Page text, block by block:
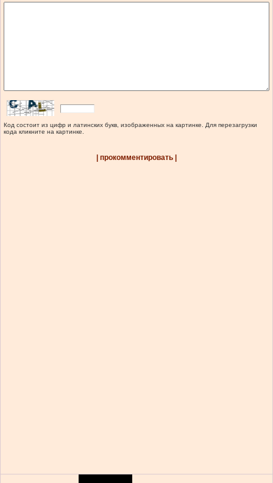
Код состоит из цифр и латинских букв, изображенных на картинке. Для перезагрузки
кода кликните на картинке.
| прокомментировать |